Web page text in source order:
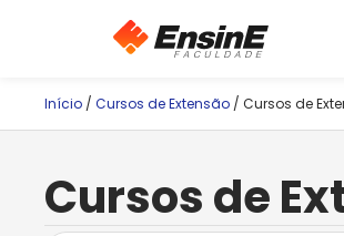
Início / Cursos de Extensão / Cursos de
Cursos de